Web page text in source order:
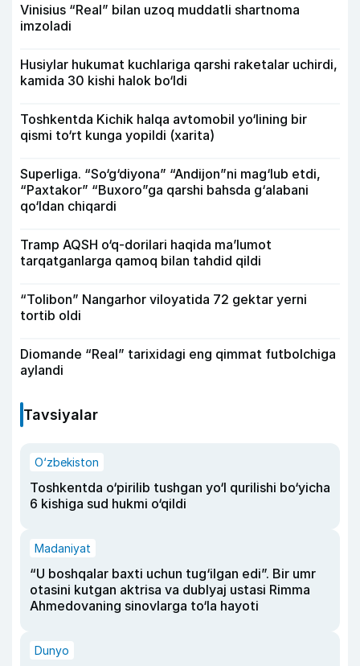
Vinisius “Real” bilan uzoq muddatli shartnoma
imzoladi
Husiylar hukumat kuchlariga qarshi raketalar uchirdi,
kamida 30 kishi halok bo‘ldi
Toshkentda Kichik halqa avtomobil yo‘lining bir
qismi to‘rt kunga yopildi (xarita)
Superliga. “So‘g‘diyona” “Andijon”ni mag‘lub etdi,
“Paxtakor” “Buxoro”ga qarshi bahsda g‘alabani
qo‘ldan chiqardi
Tramp AQSH o‘q-dorilari haqida ma’lumot
tarqatganlarga qamoq bilan tahdid qildi
“Tolibon” Nangarhor viloyatida 72 gektar yerni
tortib oldi
Diomande “Real” tarixidagi eng qimmat futbolchiga
aylandi
Tavsiyalar
O‘zbekiston
Toshkentda o‘pirilib tushgan yo‘l qurilishi bo‘yicha
6 kishiga sud hukmi o‘qildi
Madaniyat
“U boshqalar baxti uchun tug‘ilgan edi”. Bir umr
otasini kutgan aktrisa va dublyaj ustasi Rimma
Ahmedovaning sinovlarga to‘la hayoti
Dunyo